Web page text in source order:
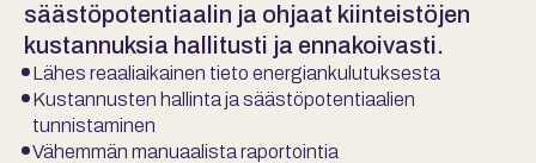
säästöpotentiaalin ja ohjaat kiinteistöjen
kustannuksia hallitusti ja ennakoivasti.
Lähes reaaliaikainen tieto energiankulutuksesta
Kustannusten hallinta ja säästöpotentiaalien
tunnistaminen
Vähemmän manuaalista raportointia